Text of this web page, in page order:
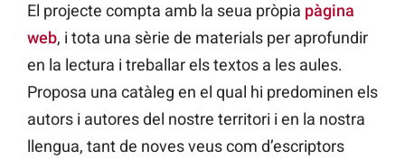
El projecte compta amb la seua pròpia pàgina
web, i tota una sèrie de materials per aprofundir
en la lectura i treballar els textos a les aules.
Proposa una catàleg en el qual hi predominen els
autors i autores del nostre territori i en la nostra
llengua, tant de noves veus com d’escriptors